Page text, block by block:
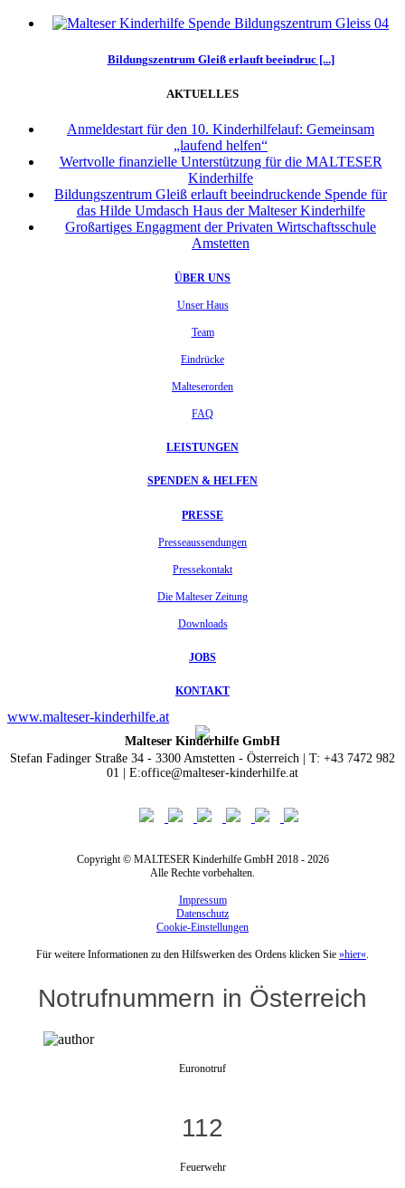
Bildungszentrum Gleiß erlauft beeindruc [...]
AKTUELLES
Anmeldestart für den 10. Kinderhilfelauf: Gemeinsam
„laufend helfen“
Wertvolle finanzielle Unterstützung für die MALTESER
Kinderhilfe
Bildungszentrum Gleiß erlauft beeindruckende Spende für
das Hilde Umdasch Haus der Malteser Kinderhilfe
Großartiges Engagment der Privaten Wirtschaftsschule
Amstetten
ÜBER UNS
Unser Haus
Team
Eindrücke
Malteserorden
FAQ
LEISTUNGEN
SPENDEN & HELFEN
PRESSE
Presseaussendungen
Pressekontakt
Die Malteser Zeitung
Downloads
JOBS
KONTAKT
www.malteser-kinderhilfe.at
Malteser Kinderhilfe GmbH
Stefan Fadinger Straße 34 - 3300 Amstetten - Österreich | T: +43 7472 982
01 | E:office@malteser-kinderhilfe.at
Copyright © MALTESER Kinderhilfe GmbH 2018 - 2026
Alle Rechte vorbehalten.
Impressum
Datenschutz
Cookie-Einstellungen
Für weitere Informationen zu den Hilfswerken des Ordens klicken Sie »hier«.
Notrufnummern in Österreich
Euronotruf
112
Feuerwehr